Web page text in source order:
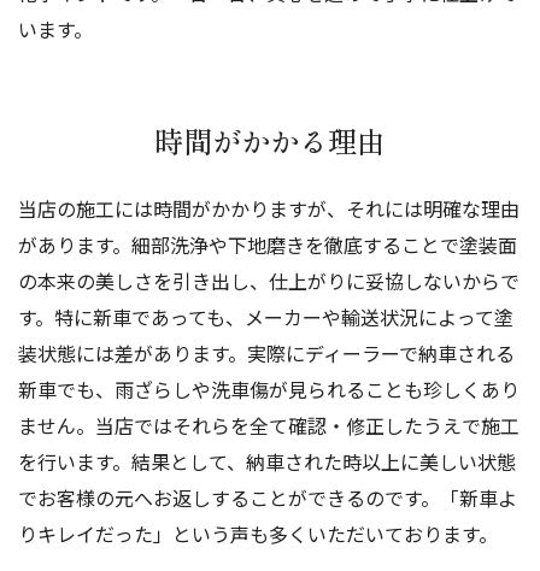
います。
時間がかかる理由
当店の施工には時間がかかりますが、それには明確な理由
があります。細部洗浄や下地磨きを徹底することで塗装面
の本来の美しさを引き出し、仕上がりに妥協しないからで
す。特に新車であっても、メーカーや輸送状況によって塗
装状態には差があります。実際にディーラーで納車される
新車でも、雨ざらしや洗車傷が見られることも珍しくあり
ません。当店ではそれらを全て確認・修正したうえで施工
を行います。結果として、納車された時以上に美しい状態
でお客様の元へお返しすることができるのです。「新車よ
りキレイだった」という声も多くいただいております。